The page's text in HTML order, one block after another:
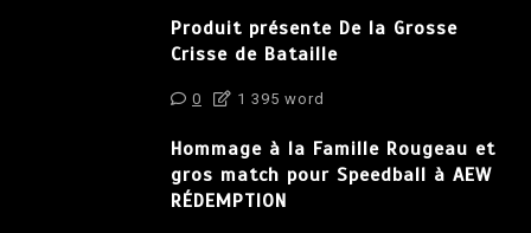
Produit présente De la Grosse
Crisse de Bataille
0 1 395 word
Hommage à la Famille Rougeau et
gros match pour Speedball à AEW
RÉDEMPTION